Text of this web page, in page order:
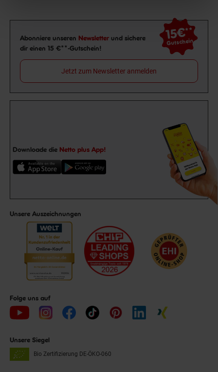
Newsletter Anmeldung
Abonniere unseren Newsletter und sichere
dir einen 15 €**-Gutschein!
15€**
Gutschein
Jetzt zum Newsletter anmelden
Downloade die Netto plus App!
Unsere Auszeichnungen
Folge uns auf
Unsere Siegel
Bio Zertifizierung DE-ÖKO-060